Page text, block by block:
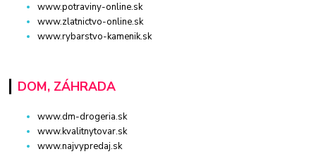
www.potraviny-online.sk
www.zlatnictvo-online.sk
www.rybarstvo-kamenik.sk
DOM, ZÁHRADA
www.dm-drogeria.sk
www.kvalitnytovar.sk
www.najvypredaj.sk